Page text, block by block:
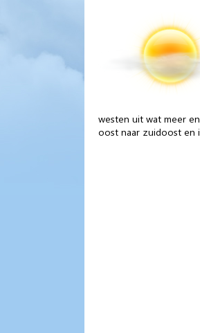
westen uit wat meer
oost naar zuidoost en